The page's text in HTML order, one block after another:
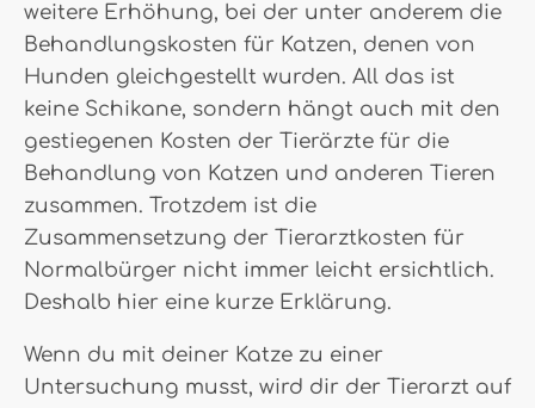
weitere Erhöhung, bei der unter anderem die
Behandlungskosten für Katzen, denen von
Hunden gleichgestellt wurden. All das ist
keine Schikane, sondern hängt auch mit den
gestiegenen Kosten der Tierärzte für die
Behandlung von Katzen und anderen Tieren
zusammen. Trotzdem ist die
Zusammensetzung der Tierarztkosten für
Normalbürger nicht immer leicht ersichtlich.
Deshalb hier eine kurze Erklärung.
Wenn du mit deiner Katze zu einer
Untersuchung musst, wird dir der Tierarzt auf